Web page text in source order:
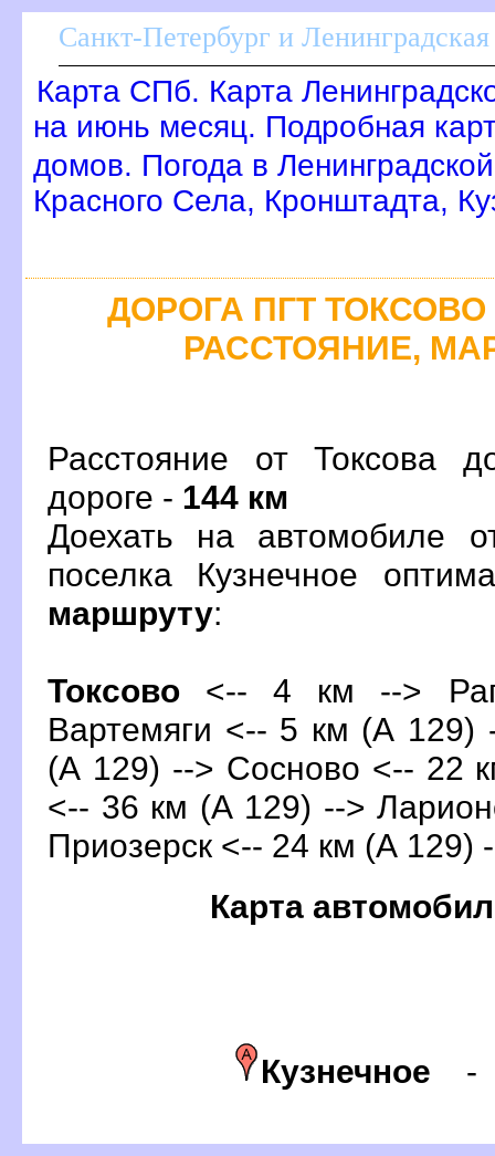
Санкт-Петербург и Ленинградская
Карта СПб. Карта
на июнь месяц. Подробная
домов. Погода в
Красного Села, Кронштадта,
ДОРОГА ПГТ ТОКСОВО
РАССТОЯНИЕ,
Расстояние от Токсова
дороге - 144 км
Доехать на автомобиле
поселка Кузнечное
маршруту:
Токсово <-- 4 км -->
артемяги <-- 5 км (А 129)
(А 129) --> Сосново <-- 22
<-- 36 км (А 129) -->
Приозерск <-- 24 км (А 129)
Карта
Кузнечное